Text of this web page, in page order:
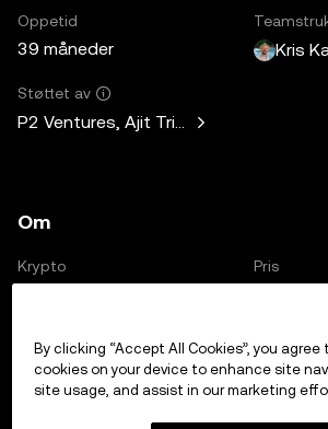
Oppetid
39 måneder Kris
Støttet av
P2 Ventures, Ajit Tripathi, Unicorn
Om
Krypto Pris
$91,95B
By clicking “Accept All Cookies”, you
cookies on your device to enhance site
site usage, and assist in our marketing